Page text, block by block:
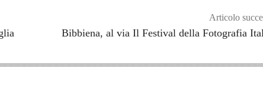
Articolo
Bibbiena, al via Il Festival della Fotografia